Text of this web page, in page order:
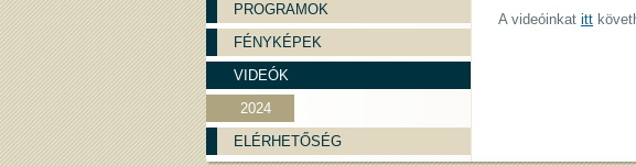
PROGRAMOK
FÉNYKÉPEK
VIDEÓK
2024
ELÉRHETŐSÉG
A videóinkat itt